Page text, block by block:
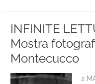
INFINITE
Mostra
Montecucco
2